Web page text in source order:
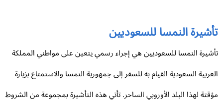
النمسا للسعوديين
النمسا للسعوديين هي إجراء رسمي يتعين على مواطني المملكة
السعودية القيام به للسفر إلى جمهورية النمسا والاستمتاع بزيارة
لهذا البلد الأوروبي الساحر. تأتي هذه التأشيرة بمجموعة من الشروط